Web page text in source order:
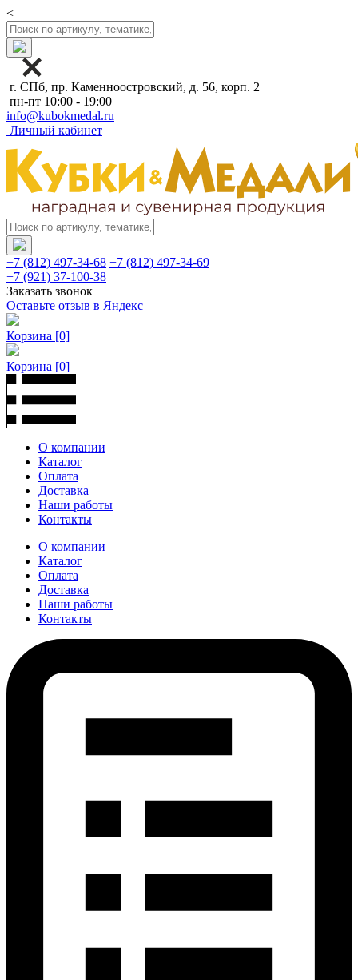
<
г. СПб, пр. Каменноостровский, д. 56, корп. 2
пн-пт 10:00 - 19:00
info@kubokmedal.ru
Личный кабинет
+7 (812) 497-34-68 +7 (812) 497-34-69
+7 (921) 37-100-38
Заказать звонок
Оставьте отзыв в Яндекс
Корзина [0]
Корзина [0]
О компании
Каталог
Оплата
Доставка
Наши работы
Контакты
О компании
Каталог
Оплата
Доставка
Наши работы
Контакты